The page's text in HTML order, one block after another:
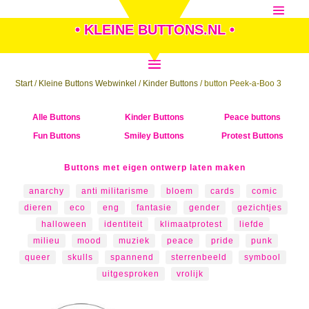
• KLEINE BUTTONS.NL •
Start/ Kleine Buttons Webwinkel / Kinder Buttons / button Peek-a-Boo 3
Alle Buttons
Fun Buttons
Kinder Buttons
Smiley Buttons
Peace buttons
Protest Buttons
Buttons met eigen ontwerp laten maken
anarchy anti militarisme bloem cards
comic
dieren
eco eng fantasie gender
gezichtjes
halloween
identiteit klimaatprotest
liefde
milieu
mood muziek peace pride
punk
queer
skulls spannend sterrenbeeld
symbool
uitgesproken
vrolijk